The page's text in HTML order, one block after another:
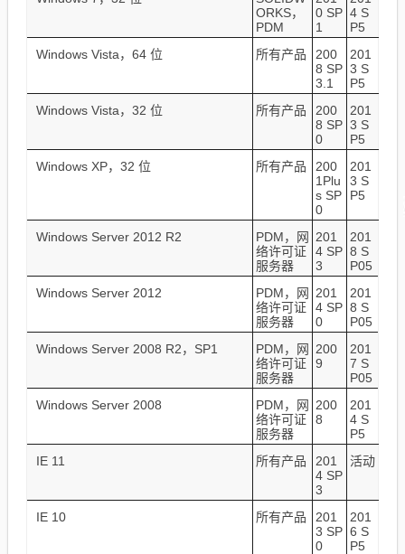
ORKS，
PDM
0 SP
1
4 S
P5
Windows Vista，64 位
所有产品
200
8 SP
3.1
201
3 S
P5
Windows Vista，32 位
所有产品
200
8 SP
0
201
3 S
P5
Windows XP，32 位
所有产品
200
1Plu
s SP
0
201
3 S
P5
Windows Server 2012 R2
PDM，网
络许可证
服务器
201
4 SP
3
201
8 S
P05
Windows Server 2012
PDM，网
络许可证
服务器
201
4 SP
0
201
8 S
P05
Windows Server 2008 R2，SP1
PDM，网
络许可证
服务器
200
9
201
7 S
P05
Windows Server 2008
PDM，网
络许可证
服务器
200
8
201
4 S
P5
IE 11
所有产品
201
4 SP
3
活动
IE 10 所有产品
201
3 SP
0
201
6 S
P5